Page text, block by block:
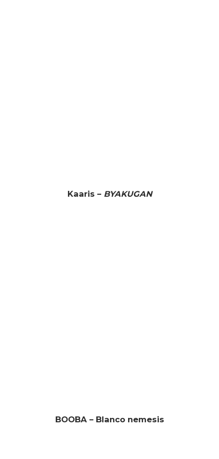
Kaaris – BYAKUGAN
BOOBA – Blanco nemesis